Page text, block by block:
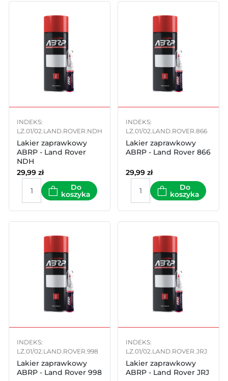
INDEKS:
LZ.01/02.LAND.ROVER.NDH
Lakier zaprawkowy
ABRP - Land Rover
NDH
29,99 zł
Do
koszyka
INDEKS:
LZ.01/02.LAND.ROVER.866
Lakier zaprawkowy
ABRP - Land Rover 866
29,99 zł
Do
koszyka
INDEKS:
LZ.01/02.LAND.ROVER.998
Lakier zaprawkowy
ABRP - Land Rover 998
INDEKS:
LZ.01/02.LAND.ROVER.JRJ
Lakier zaprawkowy
ABRP - Land Rover JRJ